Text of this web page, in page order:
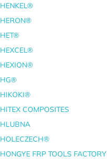
HENKEL®
HERON®
HET®
HEXCEL®
HEXION®
HG®
HIKOKI®
HITEX COMPOSITES
HLUBNA
HOLECZECH®
HONGYE FRP TOOLS FACTORY